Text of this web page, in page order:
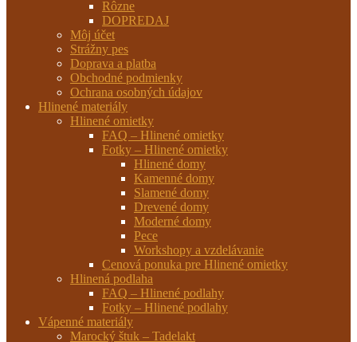
Rôzne
DOPREDAJ
Môj účet
Strážny pes
Doprava a platba
Obchodné podmienky
Ochrana osobných údajov
Hlinené materiály
Hlinené omietky
FAQ – Hlinené omietky
Fotky – Hlinené omietky
Hlinené domy
Kamenné domy
Slamené domy
Drevené domy
Moderné domy
Pece
Workshopy a vzdelávanie
Cenová ponuka pre Hlinené omietky
Hlinená podlaha
FAQ – Hlinené podlahy
Fotky – Hlinené podlahy
Vápenné materiály
Marocký štuk – Tadelakt